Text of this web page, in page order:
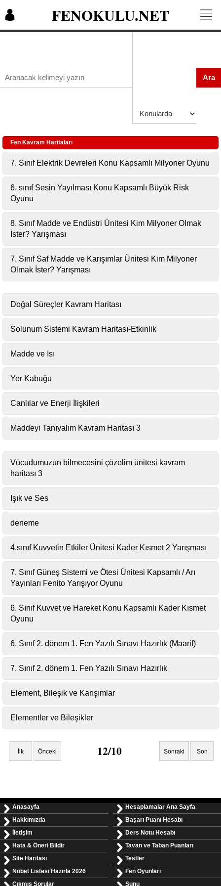
FENOKULU.NET
Ara
Fen Kavram Haritaları
7. Sınıf Elektrik Devreleri Konu Kapsamlı Milyoner Oyunu
6. sınıf Sesin Yayılması Konu Kapsamlı Büyük Risk
Oyunu
8. Sınıf Madde ve Endüstri Ünitesi Kim Milyoner Olmak
İster? Yarışması
7. Sınıf Saf Madde ve Karışımlar Ünitesi Kim Milyoner
Olmak İster? Yarışması
Doğal Süreçler Kavram Haritası
Solunum Sistemi Kavram Haritası-Etkinlik
Madde ve Isı
Yer Kabuğu
Canlılar ve Enerji İlişkileri
Maddeyi Tanıyalım Kavram Haritası 3
Vücudumuzun bilmecesini çözelim ünitesi kavram
haritası 3
Işık ve Ses
deneme
4.sınıf Kuvvetin Etkiler Ünitesi Kader Kısmet 2 Yarışması
7. Sınıf Güneş Sistemi ve Ötesi Ünitesi Kapsamlı / Arı
Yayınları Fenito Yarışıyor Oyunu
6. Sınıf Kuvvet ve Hareket Konu Kapsamlı Kader Kısmet
Oyunu
6. Sınıf 2. dönem 1. Fen Yazılı Sınavı Hazırlık (Maarif)
7. Sınıf 2. dönem 1. Fen Yazılı Sınavı Hazırlık
Element, Bileşik ve Karışımlar
Elementler ve Bileşikler
İlk Önceki 12/10 Sonraki Son
Anasayfa
Hakkımızda
İletişim
Hata & Öneri Bildir
Site Haritası
Nöbet Listesi Hazırla 2026
Çıkmış Sorular
Hesaplamalar Ana Sayfa
Başarı Puanı Hesabı
Ders Notu Hesabı
Tavan ve Taban Puanları
Testler
Fen Oyunları
Sunu